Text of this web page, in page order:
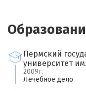
Пермский
университет
2009г.
Лечебное дело